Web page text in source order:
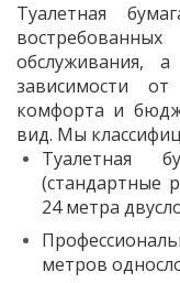
Туалетная
обслуживания,
зависимости
комфорта и
вид. Мы
Туалетная
(стандартные
24 метра
метров